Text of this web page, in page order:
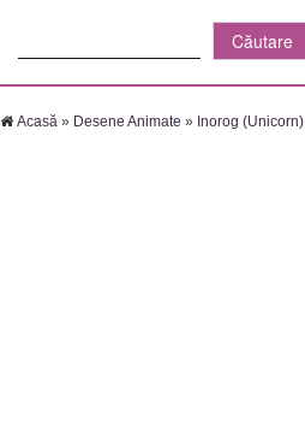
Acasă » Desene Animate » Inorog (Unicorn)